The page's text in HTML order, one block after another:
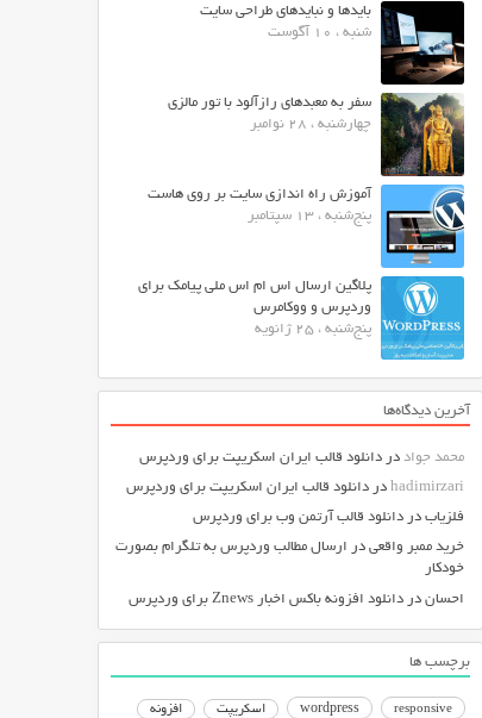
بایدها و نبایدهای طراحی سایت
شنبه ، 10 آگوست
سفر به معبدهای رازآلود با تور مالزی
چهارشنبه ، 28 نوامبر
آموزش راه اندازی سایت بر روی هاست
پنج‌شنبه ، 13 سپتامبر
پلاگین ارسال اس ام اس ملی پیامک برای
وردپرس و ووکامرس
پنج‌شنبه ، 25 ژانویه
آخرین دیدگاه‌ها
محمد جواد در دانلود قالب ایران اسکریپت برای وردپرس
hadimirzari در دانلود قالب ایران اسکریپت برای وردپرس
فلزیاب در دانلود قالب آرتمن وب برای وردپرس
خرید ممبر واقعی در ارسال مطالب وردپرس به تلگرام بصورت
خودکار
احسان در دانلود افزونه باکس اخبار Znews برای وردپرس
برچسب ها
responsive
wordpress اسکریپت
افزونه